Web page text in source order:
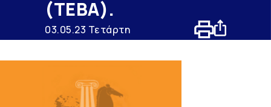
(ΤΕΒΑ).
03.05.23 Τετάρτη